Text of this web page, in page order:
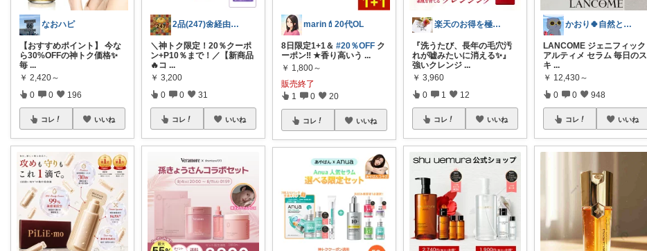
なおハピ
【おすすめポイント】 今な
ら30%OFFの神トク価格✨
毎 ...
￥ 2,420～
0 0 196
コレ いいね
2品(247)🌼経由購入感謝です🌼
＼神トク限定！20％クーポ
ン+P10％まで！／ ​【新商品
🔥コ ...
￥ 3,200
0 0 31
コレ いいね
marin💄20代OL
8日限定1+1＆#20％OFF ク
ーポン‼️ ★香り高いう ...
￥ 1,800～
販売終了
1 0 20
コレ いいね
楽天のお得を極めるガイド
『洗うたび、長年の毛穴汚
れが嘘みたいに消える✨』
強いクレンジ ...
￥ 3,960
0 1 12
コレ いいね
かおり🍀自然とやさしい暮らし🐑🍀
LANCOME ジェニフィック
アルティメ セラム 毎日のス
キ ...
￥ 12,430～
0 0 948
コレ いいね